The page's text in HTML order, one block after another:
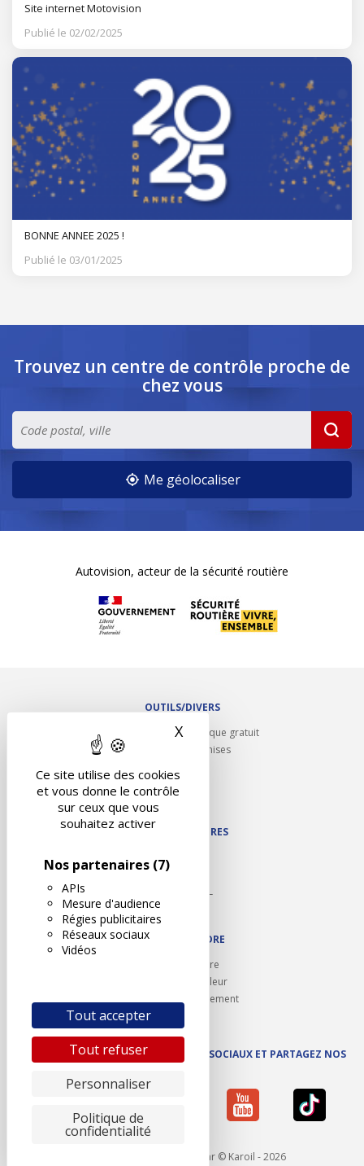
Ce site utilise des cookies
et vous donne le contrôle
sur ceux que vous
souhaitez activer
Nos partenaires (7)
APIs
Mesure d'audience
Régies publicitaires
Réseaux sociaux
Vidéos
Tout accepter
Tout refuser
Personnaliser
Politique de
confidentialité
X Masquer le bandeau des
Site internet Motovision
Publié le 02/02/2025
BONNE ANNEE 2025 !
Publié le 03/01/2025
Trouvez un centre de contrôle proche de
chez vous
Me géolocaliser
Autovision, acteur de la sécurité routière
OUTILS/DIVERS
Rappel contrôle technique gratuit
Partenariats/Remises
Contact
NOS PARTENAIRES
Autodidact
Karoil
Autovision PL
Motovision
NOUS REJOINDRE
Ouvrir un centre
Devenez contrôleur
Carrières et recrutement
SUIVEZ AUTOVISION SUR LES RÉSEAUX SOCIAUX ET PARTAGEZ NOS
- Réalisé par © Karoil - 2026